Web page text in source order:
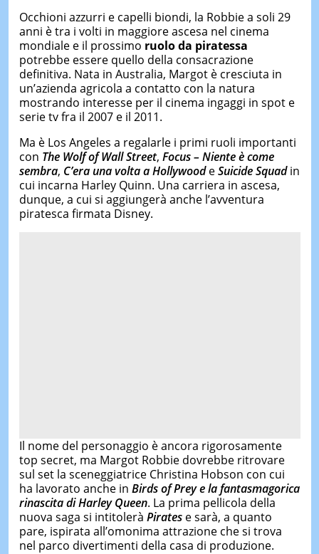
Occhioni azzurri e capelli biondi, la Robbie a soli 29
anni è tra i volti in maggiore ascesa nel cinema
mondiale e il prossimo ruolo da piratessa
potrebbe essere quello della consacrazione
definitiva. Nata in Australia, Margot è cresciuta in
un’azienda agricola a contatto con la natura
mostrando interesse per il cinema ingaggi in spot e
serie tv fra il 2007 e il 2011.
Ma è Los Angeles a regalarle i primi ruoli importanti
con The Wolf of Wall Street, Focus – Niente è come
sembra, C’era una volta a HollywoodeSuicide Squadin
cui incarna Harley Quinn. Una carriera in ascesa,
dunque, a cui si aggiungerà anche l’avventura
piratesca firmata Disney.
Il nome del personaggio è ancora rigorosamente
top secret, ma Margot Robbie dovrebbe ritrovare
sul set la sceneggiatrice Christina Hobson con cui
ha lavorato anche in Birds of Prey e la fantasmagorica
rinascita di Harley Queen. La prima pellicola della
nuova saga si intitolerà Pirates e sarà, a quanto
pare, ispirata all’omonima attrazione che si trova
nel parco divertimenti della casa di produzione.